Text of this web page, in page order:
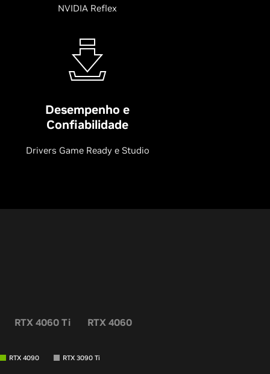
NVIDIA Reflex
Desempenho e
Confiabilidade
Drivers Game Ready e Studio
RTX 4060 Ti RTX 4060
RTX 4090 RTX 3090 Ti